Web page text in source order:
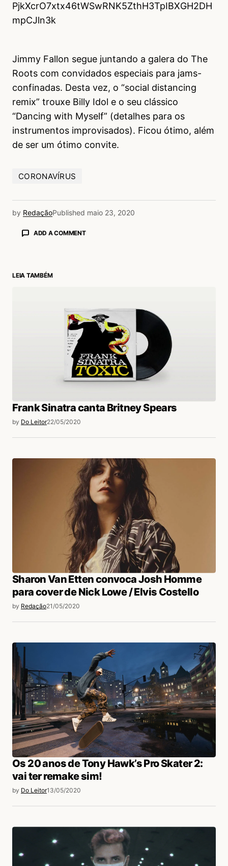
PjkXcrO7xtx46tWSwRNK5ZthH3TpIBXGH2DH
mpCJln3k
Jimmy Fallon segue juntando a galera do The
Roots com convidados especiais para jams-
confinadas. Desta vez, o “social distancing
remix” trouxe Billy Idol e o seu clássico
“Dancing with Myself” (detalhes para os
instrumentos improvisados). Ficou ótimo, além
de ser um ótimo convite.
CORONAVÍRUS
by RedaçãoPublished maio 23, 2020
ADD A COMMENT
LEIA TAMBÉM
Frank Sinatra canta Britney Spears
by Do Leitor22/05/2020
Sharon Van Etten convoca Josh Homme
para cover de Nick Lowe / Elvis Costello
by Redação21/05/2020
Os 20 anos de Tony Hawk’s Pro Skater 2:
vai ter remake sim!
by Do Leitor13/05/2020